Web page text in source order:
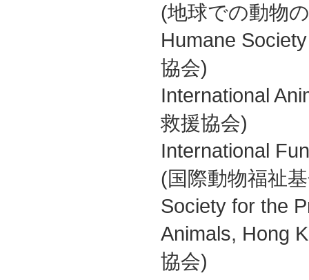
(地球での動物
Humane
協会)
International
救援協会)
International
(国際動物福祉
Society for the
Animals, Hong
協会)